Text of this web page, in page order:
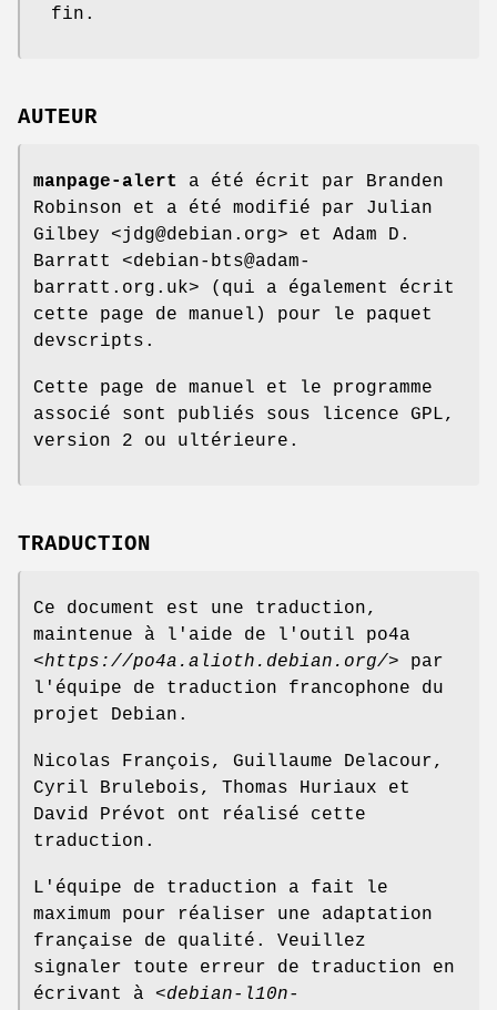
fin.
AUTEUR
manpage-alert
a été écrit par Branden
Robinson et a été modifié par Julian
Gilbey <jdg@debian.org> et Adam D.
Barratt <debian-bts@adam-
barratt.org.uk> (qui a également écrit
cette page de manuel) pour le paquet
devscripts.
Cette page de manuel et le programme
associé sont publiés sous licence GPL,
version 2 ou ultérieure.
TRADUCTION
Ce document est une traduction,
maintenue à l'aide de l'outil po4a
<https://po4a.alioth.debian.org/> par
l'équipe de traduction francophone du
projet Debian.
Nicolas François, Guillaume Delacour,
Cyril Brulebois, Thomas Huriaux et
David Prévot ont réalisé cette
traduction.
L'équipe de traduction a fait le
maximum pour réaliser une adaptation
française de qualité. Veuillez
signaler toute erreur de traduction en
écrivant à <debian-l10n-